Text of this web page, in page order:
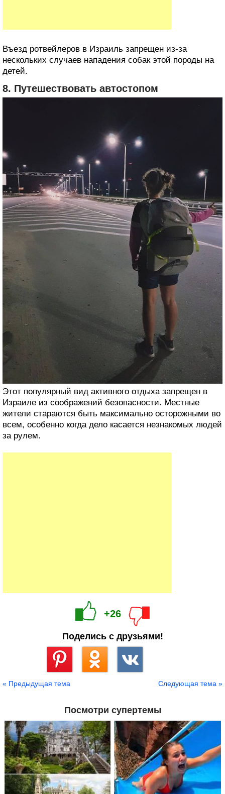
Въезд ротвейлеров в Израиль запрещен из-за
нескольких случаев нападения собак этой породы на
детей.
8. Путешествовать автостопом
Этот популярный вид активного отдыха запрещен в
Израиле из соображений безопасности. Местные
жители стараются быть максимально осторожными во
всем, особенно когда дело касается незнакомых людей
за рулем.
+26
Поделись с друзьями!
« Предыдущая тема Следующая тема »
Посмотри супертемы